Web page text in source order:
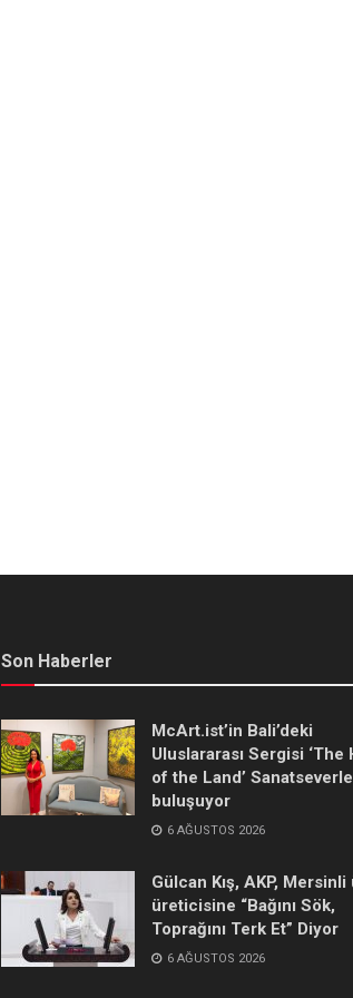
Son Haberler
McArt.ist’in Bali’deki
Uluslararası Sergisi ‘The
of the Land’
buluşuyor
6 AĞUSTOS 2026
Gülcan Kış, AKP, Mersinli
üreticisine “Bağını Sök,
Toprağını Terk Et” Diyor
6 AĞUSTOS 2026